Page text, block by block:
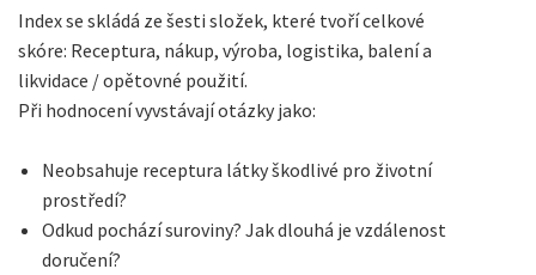
Index se skládá ze šesti složek, které tvoří celkové
skóre: Receptura, nákup, výroba, logistika, balení a
likvidace / opětovné použití.
Při hodnocení vyvstávají otázky jako:
Neobsahuje receptura látky škodlivé pro životní
prostředí?
Odkud pochází suroviny? Jak dlouhá je vzdálenost
doručení?